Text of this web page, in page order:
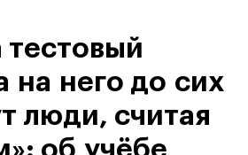
тестовый
на него до сих
люди, считая